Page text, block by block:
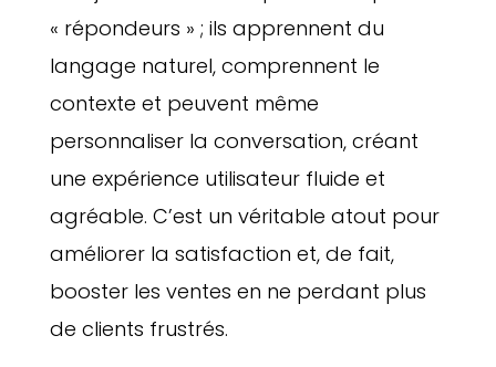
« répondeurs » ; ils apprennent du
langage naturel, comprennent le
contexte et peuvent même
personnaliser la conversation, créant
une expérience utilisateur fluide et
agréable. C’est un véritable atout pour
améliorer la satisfaction et, de fait,
booster les ventes en ne perdant plus
de clients frustrés.